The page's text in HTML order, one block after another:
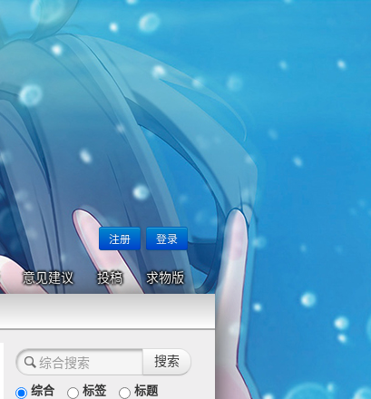
注册 登录
意见建议 投稿 求物版
综合 标签 标题